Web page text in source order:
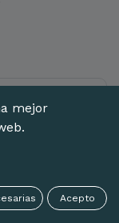
mano
mejor
Acepto